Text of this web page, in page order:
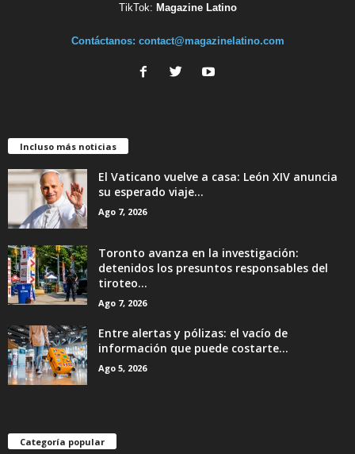
TikTok: Magazine Latino
Contáctanos: contact@magazinelatino.com
Incluso más noticias
El Vaticano vuelve a casa: León XIV anuncia
su esperado viaje...
Ago 7, 2026
Toronto avanza en la investigación:
detenidos los presuntos responsables del
tiroteo...
Ago 7, 2026
Entre alertas y pólizas: el vacío de
información que puede costarte...
Ago 5, 2026
Categoría popular